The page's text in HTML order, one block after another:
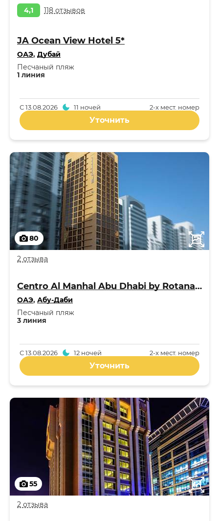
4,1 118 отзывов
JA Ocean View Hotel 5*
ОАЭ, Дубай
1 линия
Песчаный пляж
2-x мест. номер
С13.08.2026 11 ночей
Уточнить
80
2 отзыва
Centro Al Manhal Abu Dhabi by Rotana 3*
ОАЭ, Абу-Даби
3 линия
Песчаный пляж
2-x мест. номер
С13.08.2026 12 ночей
Уточнить
55
2 отзыва